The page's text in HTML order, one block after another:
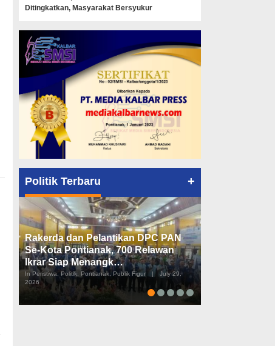
Ditingkatkan, Masyarakat Bersyukur
Politik Terbaru +
Rakerda dan Pelantikan DPC PAN
Se-Kota Pontianak, 700 Relawan
Ikrar Siap Menangk…
In Peristiwa, Politik, Pontianak, Publik Figur |
July 29,
2026